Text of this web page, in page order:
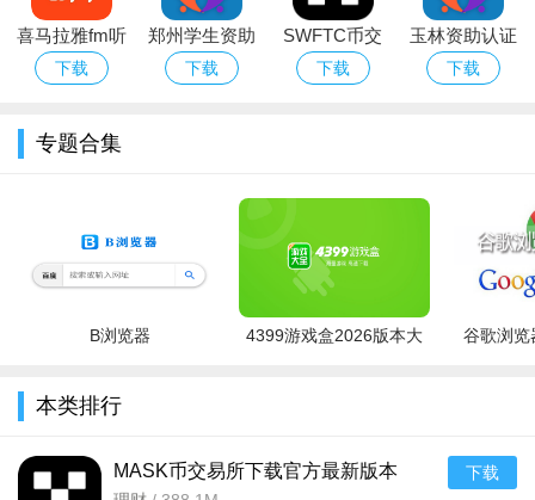
喜马拉雅fm听
书相声
下载
郑州学生资助
通app下载安
下载
SWFTC币交
易所app下载
下载
玉林资助认证
(资助通)app
下载
专题合集
B浏览器
4399游戏盒2026版本大
谷歌浏览
本类排行
MASK币交易所下载官方最新版本
下载